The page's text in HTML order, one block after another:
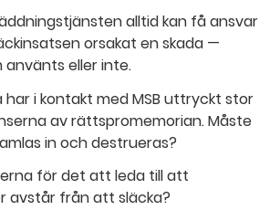
alltid kan få ansvar
orsakat en skada —
eller inte.
i kontakt med MSB uttryckt stor
av rättspromemorian. Måste
in och destrueras?
för det att leda till att
avstår från att släcka?